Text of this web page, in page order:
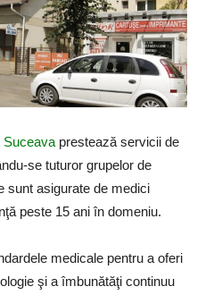
Suceava prestează servicii de
se tuturor grupelor de
sunt asigurate de medici
peste 15 ani în domeniu.
medicale pentru a oferi
şi a îmbunătăţi continuu